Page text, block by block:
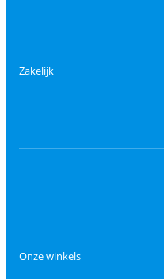
Zakelijk
Onze winkels